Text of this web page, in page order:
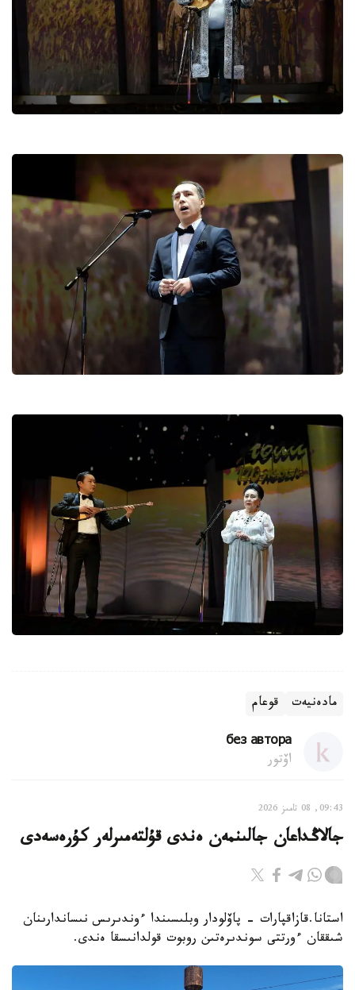
مادەنيەت قوعام
без автора
اۆتور
09:43, 08 تامىز 2026
جالاڭداعان جالىنمەن ەندى قۇلتەمىرلەر كۇرەسەدى
استانا.قازاقپارات - پاۆلودار وبلىسىندا ءوندىرىس نىساندارىنان
شىققان ءورتتى سوندىرەتىن روبوت قولدانىسقا ەندى.